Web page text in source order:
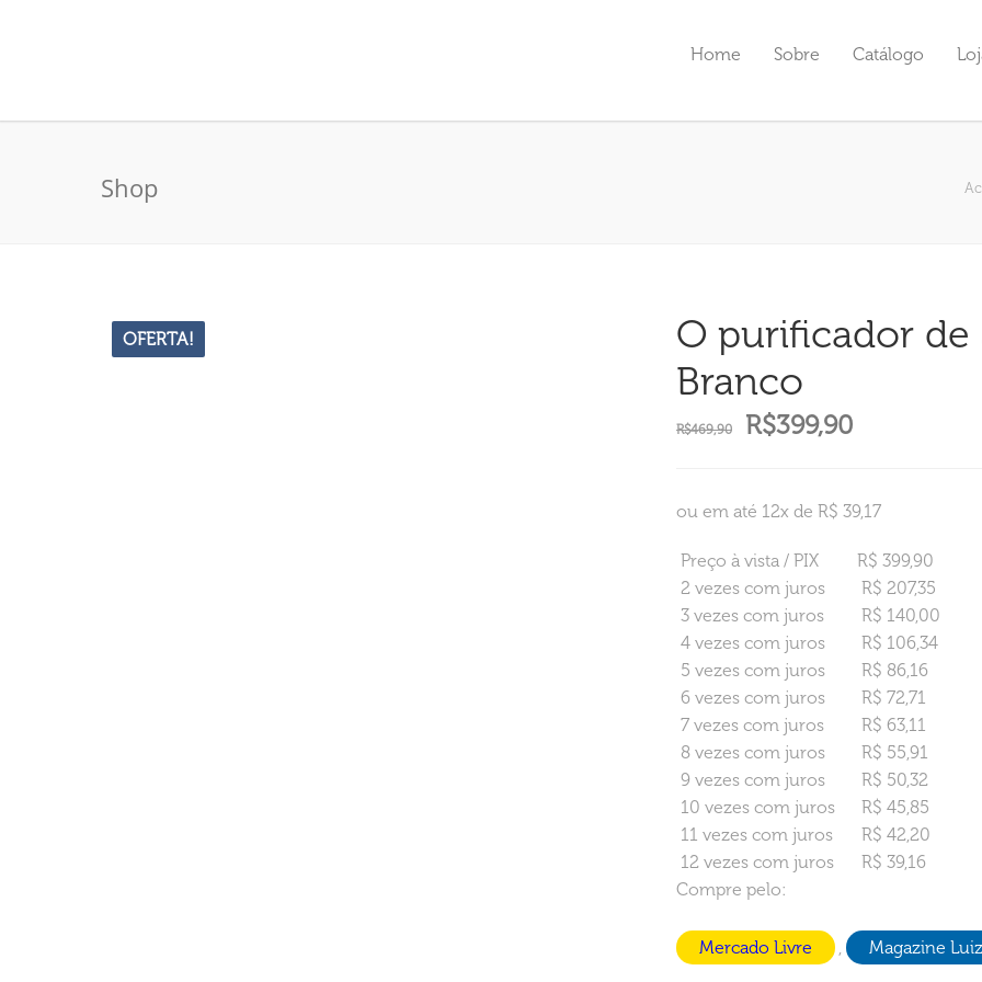
Home Sobre Catálogo
Shop
OFERTA!
O purificador de
Branco
R$469,90
O
original
era:
R$469,90.
R$399,90O
atual
é:
R$399,90.
ou em até 12x de R$ 39,17
Preço à vista / PIX
R$ 399,90
2 vezes com juros
R$ 207,35
3 vezes com juros
R$ 140,00
4 vezes com juros
R$ 106,34
5 vezes com juros
R$ 86,16
6 vezes com juros
R$ 72,71
7 vezes com juros
R$ 63,11
8 vezes com juros
R$ 55,91
9 vezes com juros
R$ 50,32
10 vezes com juros
R$ 45,85
11 vezes com juros
R$ 42,20
12 vezes com juros
R$ 39,16
Compre pelo:
Mercado Livre , Magazine